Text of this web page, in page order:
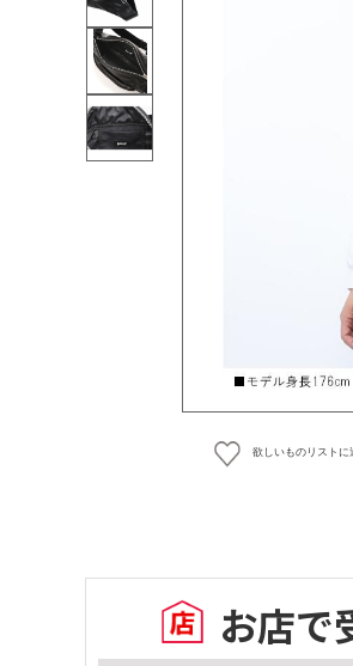
欲しいものリストに
お店で